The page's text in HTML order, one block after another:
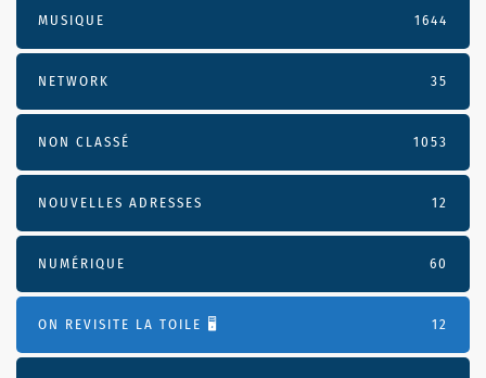
MUSIQUE 1644
NETWORK 35
NON CLASSÉ 1053
NOUVELLES ADRESSES 12
NUMÉRIQUE 60
ON REVISITE LA TOILE 🖥️ 12